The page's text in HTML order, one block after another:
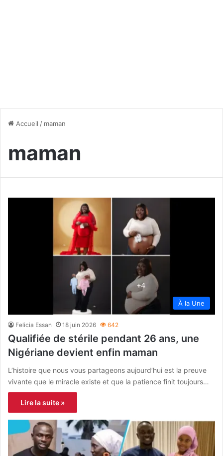
Accueil / maman
maman
À la Une
Felicia Essan 18 juin 2026 642
Qualifiée de stérile pendant 26 ans, une
Nigériane devient enfin maman
L’histoire que nous vous partageons aujourd’hui est la preuve
vivante que le miracle existe et que la patience finit toujours…
Lire la suite »